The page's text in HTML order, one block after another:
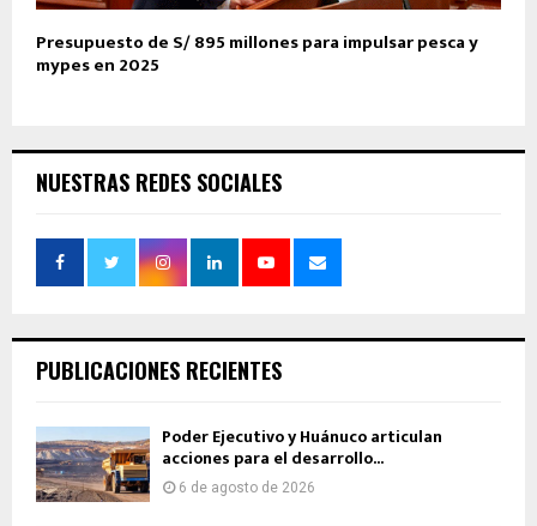
Presupuesto de S/ 895 millones para impulsar pesca y
mypes en 2025
NUESTRAS REDES SOCIALES
PUBLICACIONES RECIENTES
Poder Ejecutivo y Huánuco articulan
acciones para el desarrollo...
6 de agosto de 2026